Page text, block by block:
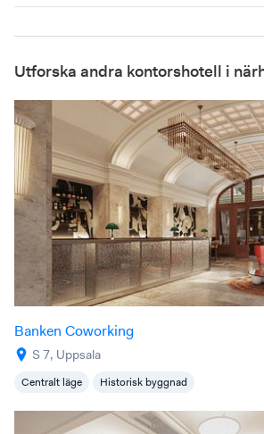
Utforska andra kontorshotell i
Banken Coworking
S 7, Uppsala
Centralt läge Historisk byggnad